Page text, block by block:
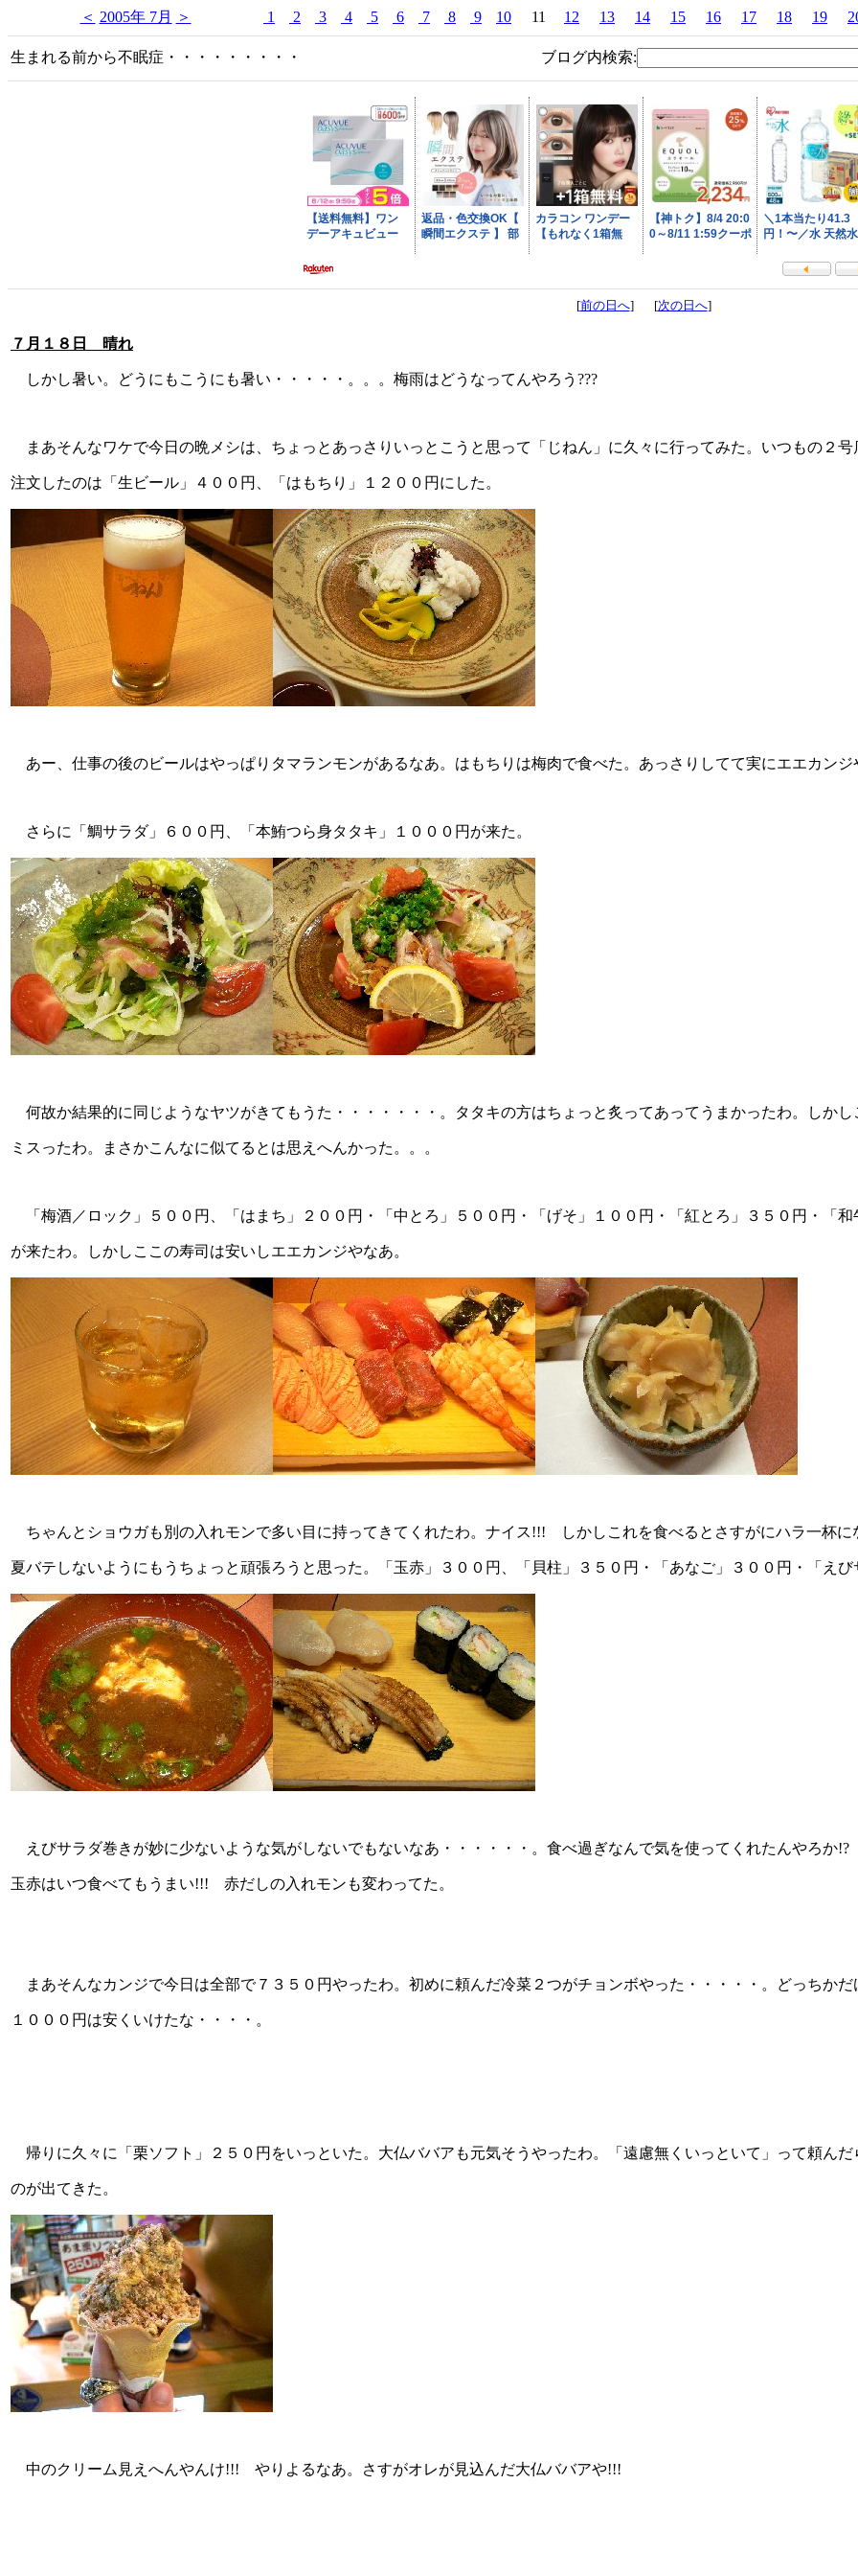
＜ 2005年 7月 ＞ 1 2 3 4 5 6 7 8 9 10 11 12 13 14 15 16 17 18 19
生まれる前から不眠症・・・・・・・・・ ブログ内検索:
[前の日へ] [次の日へ]
７月１８日 晴れ
しかし暑い。どうにもこうにも暑い・・・・・。。。梅雨はどうなってんやろう???
まあそんなワケで今日の晩メシは、ちょっとあっさりいっとこうと思って「じねん」に久々に行ってみた。いつもの２号
注文したのは「生ビール」４００円、「はもちり」１２００円にした。
あー、仕事の後のビールはやっぱりタマランモンがあるなあ。はもちりは梅肉で食べた。あっさりしてて実にエエカンジ
さらに「鯛サラダ」６００円、「本鮪つら身タタキ」１０００円が来た。
何故か結果的に同じようなヤツがきてもうた・・・・・・・。タタキの方はちょっと炙ってあってうまかったわ。しかし
ミスったわ。まさかこんなに似てるとは思えへんかった。。。
「梅酒／ロック」５００円、「はまち」２００円・「中とろ」５００円・「げそ」１００円・「紅とろ」３５０円・「和
が来たわ。しかしここの寿司は安いしエエカンジやなあ。
ちゃんとショウガも別の入れモンで多い目に持ってきてくれたわ。ナイス!!! しかしこれを食べるとさすがにハラ一杯に
夏バテしないようにもうちょっと頑張ろうと思った。「玉赤」３００円、「貝柱」３５０円・「あなご」３００円・「えび
えびサラダ巻きが妙に少ないような気がしないでもないなあ・・・・・・。食べ過ぎなんで気を使ってくれたんやろか!?
玉赤はいつ食べてもうまい!!! 赤だしの入れモンも変わってた。
まあそんなカンジで今日は全部で７３５０円やったわ。初めに頼んだ冷菜２つがチョンボやった・・・・・。どっちかだ
１０００円は安くいけたな・・・・。
帰りに久々に「栗ソフト」２５０円をいっといた。大仏ババアも元気そうやったわ。「遠慮無くいっといて」って頼んだ
のが出てきた。
中のクリーム見えへんやんけ!!! やりよるなあ。さすがオレが見込んだ大仏ババアや!!!